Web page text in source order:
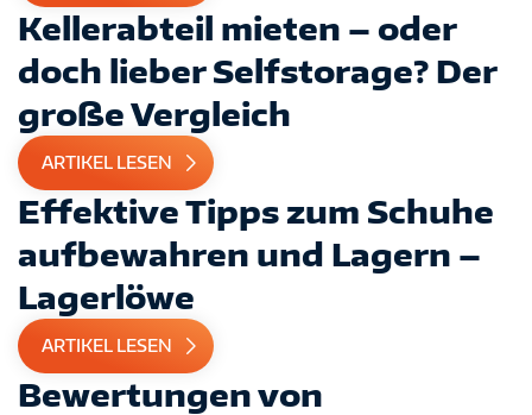
Kellerabteil mieten – oder
doch lieber Selfstorage? Der
große Vergleich
ARTIKEL LESEN
Effektive Tipps zum Schuhe
aufbewahren und Lagern –
Lagerlöwe
ARTIKEL LESEN
Bewertungen von